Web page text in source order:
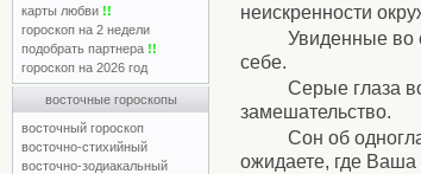
карты любви !!
гороскоп на 2 недели
подобрать партнера !!
гороскоп на 2026 год
восточные гороскопы
восточный гороскоп
восточно-стихийный
восточно-зодиакальный
неискренности
Увиденные во
себе.
Серые глаза
замешательство.
Сон об
ожидаете, где Ваша